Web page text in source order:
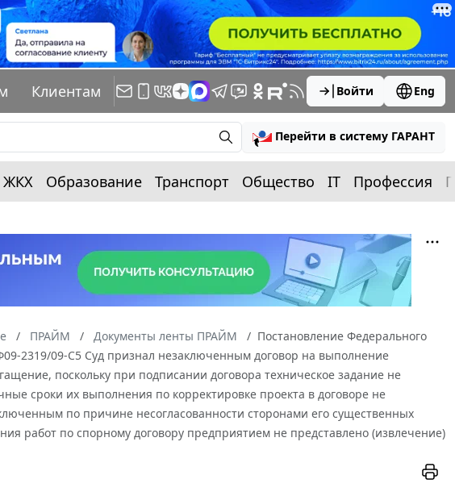
Клиентам Войти Eng
Перейти в систему ГАРАНТ
ЖКХ Образование Транспорт Общество IT Профессия
ПРАЙМ Документы ленты ПРАЙМ
Постановление Федерального
2319/09-С5 Суд признал незаключенным договор на выполнение
поскольку при подписании договора техническое задание не
сроки их выполнения по корректировке проекта в договоре не
по причине несогласованности сторонами его существенных
работ по спорному договору предприятием не представлено (извлечение)